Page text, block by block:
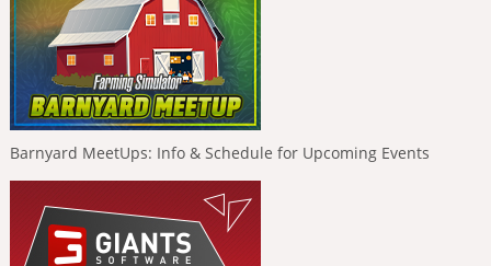
Barnyard MeetUps: Info & Schedule for Upcoming Events